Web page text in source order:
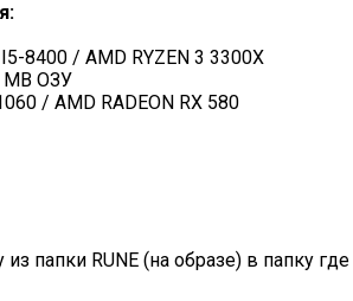
8400 / AMD RYZEN 3 3300X
MB ОЗУ
/ AMD RADEON RX 580
папки RUNE (на образе) в папку